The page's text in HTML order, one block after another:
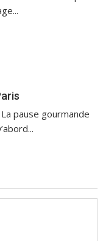
pause gourmande